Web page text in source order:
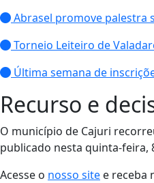
Abrasel promove palestra
Torneio Leiteiro de
Última semana de
Recurso e
O município de Cajuri
publicado nesta quinta-feira,
Acesse o nosso site e receba